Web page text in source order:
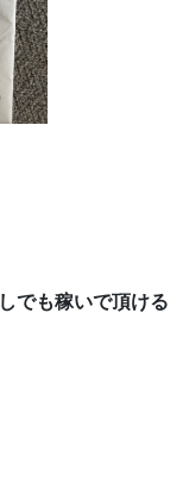
でも稼いで頂ける